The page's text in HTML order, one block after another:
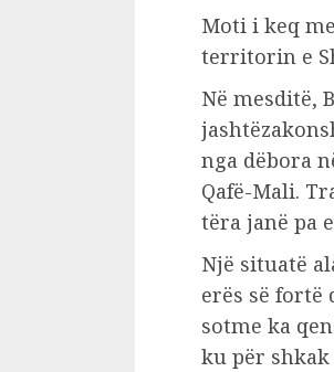
Moti i keq
territorin e
Në mesditë,
nga dëbora
Qafë-Mali.
tëra janë pa
Një situatë
erës së fortë
sotme ka
ku për